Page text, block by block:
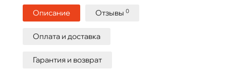
Описание Отзывы 0
Оплата и доставка
Гарантия и возврат